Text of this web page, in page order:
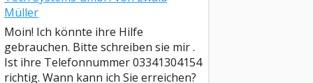
Müller
Moin! Ich könnte ihre Hilfe
gebrauchen. Bitte schreiben sie mir .
Ist ihre Telefonnummer 03341304154
richtig. Wann kann ich Sie erreichen?